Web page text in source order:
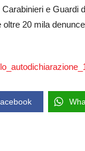
Carabinieri e Guardi
oltre 20 mila